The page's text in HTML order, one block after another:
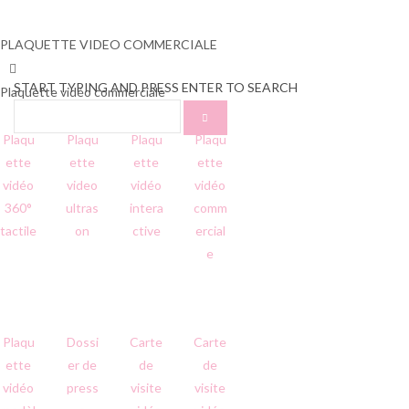
START TYPING AND PRESS ENTER TO SEARCH
PLAQUETTE VIDEO COMMERCIALE
Plaquette vidéo commerciale
Plaqu
ette
vidéo
360°
tactile
Plaqu
ette
video
ultras
on
Plaqu
ette
vidéo
intera
ctive
Plaqu
ette
vidéo
comm
ercial
e
Plaqu
ette
vidéo
Dossi
er de
press
Carte
de
visite
Carte
de
visite